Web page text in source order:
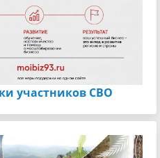
участников СВО